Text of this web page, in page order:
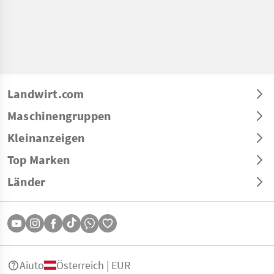
Landwirt.com
Maschinengruppen
Kleinanzeigen
Top Marken
Länder
Aiuto Österreich | EUR